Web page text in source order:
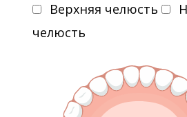
Верхняя челюсть
челюсть